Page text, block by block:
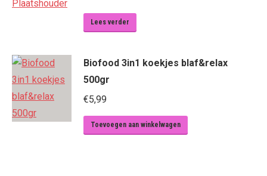
Lees verder
Biofood 3in1 koekjes blaf&relax
500gr
€5,99
Toevoegen aan winkelwagen